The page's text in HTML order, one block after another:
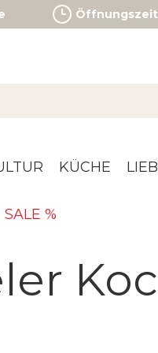
KÜCHE
SALE %